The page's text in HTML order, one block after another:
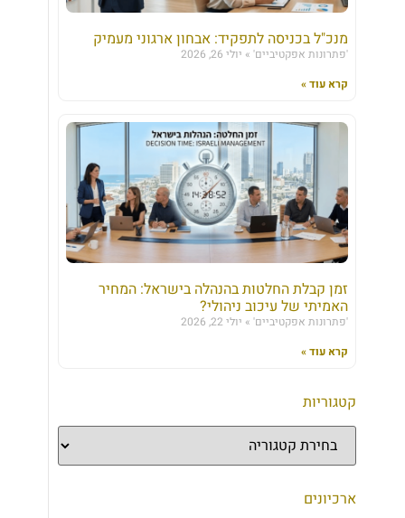
מנכ"ל בכניסה לתפקיד: אבחון ארגוני מעמיק
'פתרונות אפקטיביים'
יולי 26, 2026
קרא עוד »
זמן קבלת החלטות בהנהלה בישראל: המחיר
האמיתי של עיכוב ניהולי?
'פתרונות אפקטיביים'
יולי 22, 2026
קרא עוד »
קטגוריות
ארכיונים